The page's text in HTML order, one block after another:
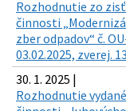
Rozhodnutie zo
činnosti
zber odpadov“ č.
03.02.2025, zverej.
30. 1. 2025 |
Rozhodnutie